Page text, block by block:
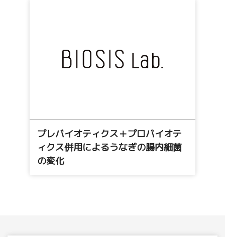
プレバイオティクス＋プロバイオテ
ィクス併用によるうなぎの腸内細菌
の変化